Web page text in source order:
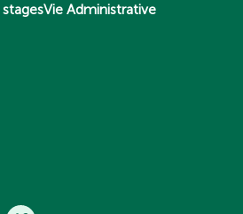
Vie Administrative